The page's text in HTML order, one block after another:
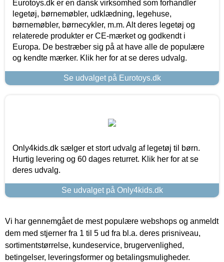
Eurotoys.dk er en dansk virksomhed som forhandler
legetøj, børnemøbler, udklædning, legehuse,
børnemøbler, børnecykler, m.m. Alt deres legetøj og
relaterede produkter er CE-mærket og godkendt i
Europa. De bestræber sig på at have alle de populære
og kendte mærker. Klik her for at se deres udvalg.
Se udvalget på Eurotoys.dk
Only4kids.dk sælger et stort udvalg af legetøj til børn.
Hurtig levering og 60 dages returret. Klik her for at se
deres udvalg.
Se udvalget på Only4kids.dk
Vi har gennemgået de mest populære webshops og anmeldt
dem med stjerner fra 1 til 5 ud fra bl.a. deres prisniveau,
sortimentstørrelse, kundeservice, brugervenlighed,
betingelser, leveringsformer og betalingsmuligheder.